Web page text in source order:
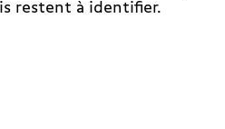
restent à identifier.